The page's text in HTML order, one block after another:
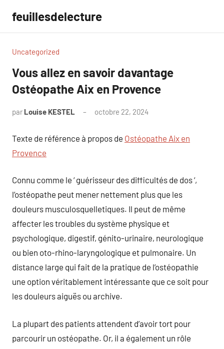
contenu
feuillesdelecture
Uncategorized
Vous allez en savoir davantage
Ostéopathe Aix en Provence
par Louise KESTEL octobre 22, 2024
Texte de référence à propos de Ostéopathe Aix en
Provence
Connu comme le ‘ guérisseur des difficultés de dos ‘,
l’ostéopathe peut mener nettement plus que les
douleurs musculosquelletiques. Il peut de même
affecter les troubles du système physique et
psychologique, digestif, génito-urinaire, neurologique
ou bien oto-rhino-laryngologique et pulmonaire. Un
distance large qui fait de la pratique de l’ostéopathie
une option véritablement intéressante que ce soit pour
les douleurs aiguës ou archive.
La plupart des patients attendent d’avoir tort pour
parcourir un ostéopathe. Or, il a également un rôle